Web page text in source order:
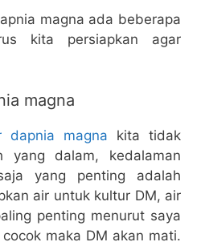
magna ada beberapa
kita persiapkan agar
magna
dapnia magna kita tidak
yang dalam, kedalaman
yang penting adalah
air untuk kultur DM, air
penting menurut saya
maka DM akan mati.